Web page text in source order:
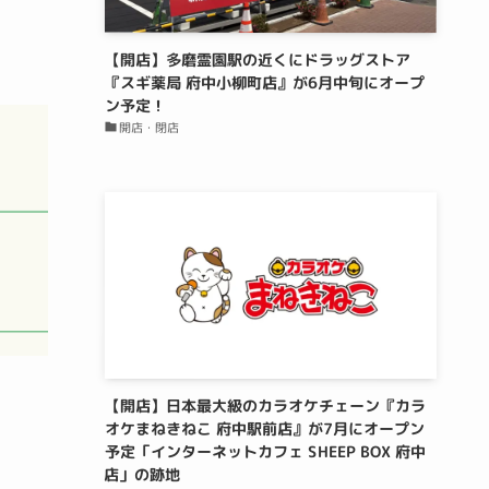
【開店】多磨霊園駅の近くにドラッグストア
『スギ薬局 府中小柳町店』が6月中旬にオープ
ン予定！
開店・閉店
【開店】日本最大級のカラオケチェーン『カラ
オケまねきねこ 府中駅前店』が7月にオープン
予定「インターネットカフェ SHEEP BOX 府中
店」の跡地